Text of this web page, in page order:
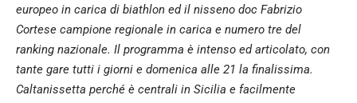
europeo in carica di biathlon ed il nisseno doc Fabrizio
Cortese campione regionale in carica e numero tre del
ranking nazionale. Il programma è intenso ed articolato, con
tante gare tutti i giorni e domenica alle 21 la finalissima.
Caltanissetta perché è centrali in Sicilia e facilmente